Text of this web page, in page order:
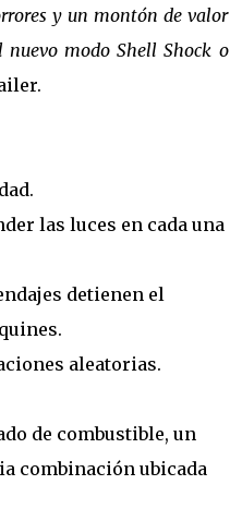
y un montón de valor
nuevo modo Shell Shock o
las luces en cada una
detienen el
aleatorias.
de combustible, un
combinación ubicada